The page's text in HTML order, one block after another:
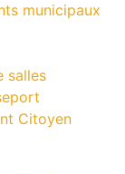
municipaux
salles
Citoyen